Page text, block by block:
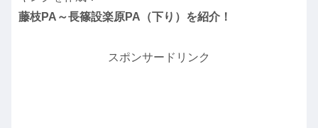
藤枝PA～長篠設楽原PA（下り）を紹介！
スポンサードリンク